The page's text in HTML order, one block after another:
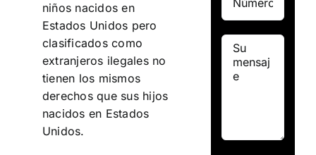
niños nacidos en
Estados Unidos pero
clasificados como
extranjeros ilegales no
tienen los mismos
derechos que sus hijos
nacidos en Estados
Unidos.